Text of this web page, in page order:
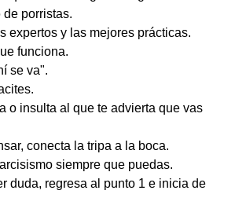
de porristas.
expertos y las mejores prácticas.
funciona.
se va".
o insulta al que te advierta que vas
conecta la tripa a la boca.
siempre que puedas.
duda, regresa al punto 1 e inicia de